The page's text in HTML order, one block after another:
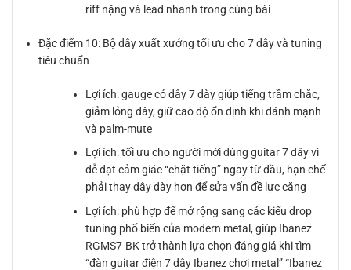
riff nặng và lead nhanh trong cùng bài
Đặc điểm 10: Bộ dây xuất xưởng tối ưu cho 7 dây và tuning
tiêu chuẩn
Lợi ích: gauge có dây 7 dày giúp tiếng trầm chắc,
giảm lỏng dây, giữ cao độ ổn định khi đánh mạnh
và palm-mute
Lợi ích: tối ưu cho người mới dùng guitar 7 dây vì
dễ đạt cảm giác “chặt tiếng” ngay từ đầu, hạn chế
phải thay dây dày hơn để sửa vấn đề lực căng
Lợi ích: phù hợp để mở rộng sang các kiểu drop
tuning phổ biến của modern metal, giúp Ibanez
RGMS7-BK trở thành lựa chọn đáng giá khi tìm
“đàn guitar điện 7 dây Ibanez chơi metal” “Ibanez